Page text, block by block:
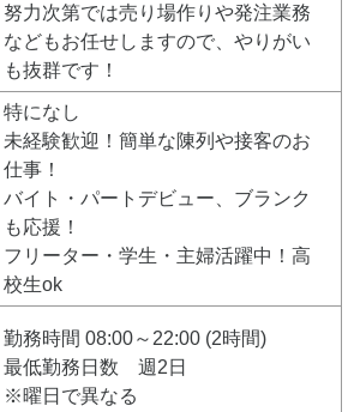
努力次第では売り場作りや発注業務
などもお任せしますので、やりがい
も抜群です！
特になし
未経験歓迎！簡単な陳列や接客のお
仕事！
バイト・パートデビュー、ブランク
も応援！
フリーター・学生・主婦活躍中！高
校生ok
勤務時間 08:00～22:00 (2時間)
最低勤務日数 週2日
※曜日で異なる